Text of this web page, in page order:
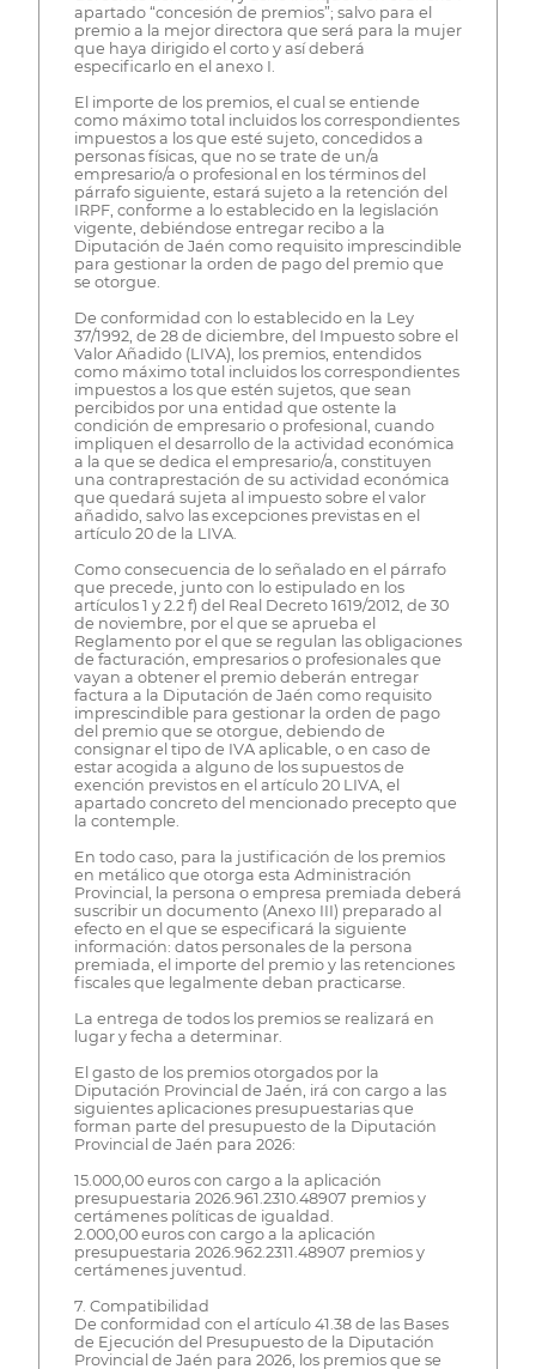
apartado “concesión de premios”; salvo para el
premio a la mejor directora que será para la mujer
que haya dirigido el corto y así deberá
especificarlo en el anexo I.
El importe de los premios, el cual se entiende
como máximo total incluidos los correspondientes
impuestos a los que esté sujeto, concedidos a
personas físicas, que no se trate de un/a
empresario/a o profesional en los términos del
párrafo siguiente, estará sujeto a la retención del
IRPF, conforme a lo establecido en la legislación
vigente, debiéndose entregar recibo a la
Diputación de Jaén como requisito imprescindible
para gestionar la orden de pago del premio que
se otorgue.
De conformidad con lo establecido en la Ley
37/1992, de 28 de diciembre, del Impuesto sobre el
Valor Añadido (LIVA), los premios, entendidos
como máximo total incluidos los correspondientes
impuestos a los que estén sujetos, que sean
percibidos por una entidad que ostente la
condición de empresario o profesional, cuando
impliquen el desarrollo de la actividad económica
a la que se dedica el empresario/a, constituyen
una contraprestación de su actividad económica
que quedará sujeta al impuesto sobre el valor
añadido, salvo las excepciones previstas en el
artículo 20 de la LIVA.
Como consecuencia de lo señalado en el párrafo
que precede, junto con lo estipulado en los
artículos 1 y 2.2 f) del Real Decreto 1619/2012, de 30
de noviembre, por el que se aprueba el
Reglamento por el que se regulan las obligaciones
de facturación, empresarios o profesionales que
vayan a obtener el premio deberán entregar
factura a la Diputación de Jaén como requisito
imprescindible para gestionar la orden de pago
del premio que se otorgue, debiendo de
consignar el tipo de IVA aplicable, o en caso de
estar acogida a alguno de los supuestos de
exención previstos en el artículo 20 LIVA, el
apartado concreto del mencionado precepto que
la contemple.
En todo caso, para la justificación de los premios
en metálico que otorga esta Administración
Provincial, la persona o empresa premiada deberá
suscribir un documento (Anexo III) preparado al
efecto en el que se especificará la siguiente
información: datos personales de la persona
premiada, el importe del premio y las retenciones
fiscales que legalmente deban practicarse.
La entrega de todos los premios se realizará en
lugar y fecha a determinar.
El gasto de los premios otorgados por la
Diputación Provincial de Jaén, irá con cargo a las
siguientes aplicaciones presupuestarias que
forman parte del presupuesto de la Diputación
Provincial de Jaén para 2026:
15.000,00 euros con cargo a la aplicación
presupuestaria 2026.961.2310.48907 premios y
certámenes políticas de igualdad.
2.000,00 euros con cargo a la aplicación
presupuestaria 2026.962.2311.48907 premios y
certámenes juventud.
7. Compatibilidad
De conformidad con el artículo 41.38 de las Bases
de Ejecución del Presupuesto de la Diputación
Provincial de Jaén para 2026, los premios que se